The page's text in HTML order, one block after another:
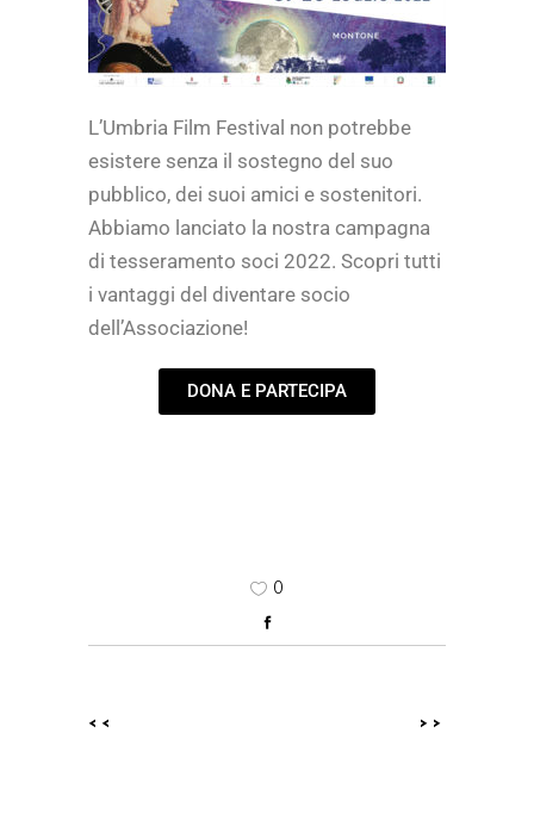
L’Umbria Film Festival non potrebbe
esistere senza il sostegno del suo
pubblico, dei suoi amici e sostenitori.
Abbiamo lanciato la nostra campagna
di tesseramento soci 2022. Scopri tutti
i vantaggi del diventare socio
dell’Associazione!
DONA E PARTECIPA
0
<< >>